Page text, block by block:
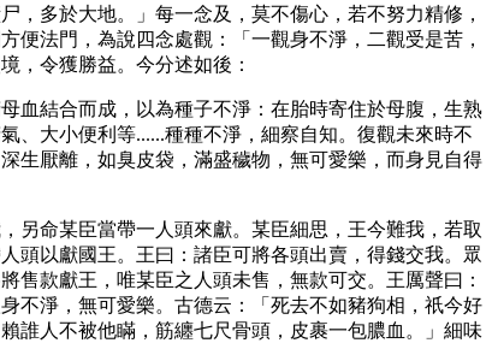
，多於大地。」每一念及，莫不傷心，若不努力精修，
便法門，為說四念處觀：「一觀身不淨，二觀受是苦，
，令獲勝益。今分述如後：
血結合而成，以為種子不淨：在胎時寄住於母腹，生熟
、大小便利等......種種不淨，細察自知。復觀未來時不
生厭離，如臭皮袋，滿盛穢物，無可愛樂，而身見自得
另命某臣當帶一人頭來獻。某臣細思，王今難我，若取
頭以獻國王。王曰：諸臣可將各頭出賣，得錢交我。眾
售款獻王，唯某臣之人頭未售，無款可交。王厲聲曰：
不淨，無可愛樂。古德云：「死去不如豬狗相，祇今好
誰人不被他瞞，筋纏七尺骨頭，皮裹一包膿血。」細味